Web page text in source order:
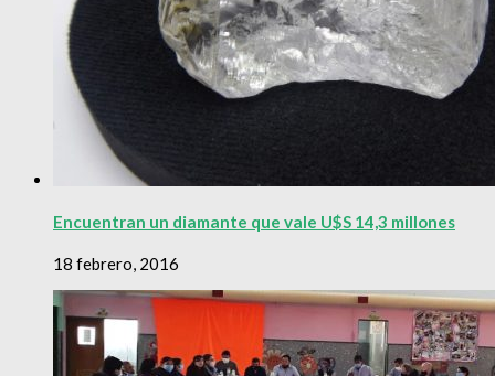
Encuentran un diamante que vale U$S 14,3 millones
18 febrero, 2016